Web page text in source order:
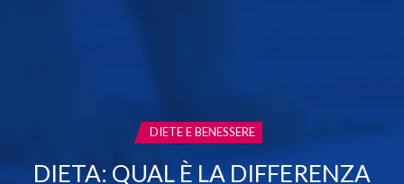
CATEGORIA:
DIETE E BENESSERE
DIETA: QUAL È LA DIFFERENZA